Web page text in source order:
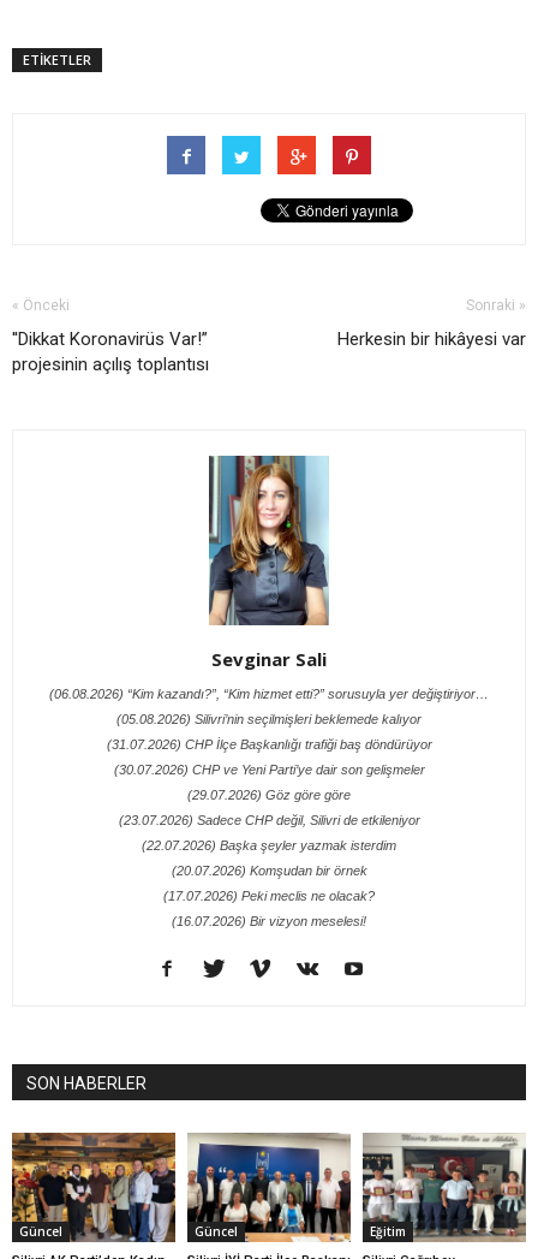
ETİKETLER
« Önceki
''Dikkat Koronavirüs Var!”
projesinin açılış toplantısı
Sonraki »
Herkesin bir hikâyesi var
Sevginar Sali
(06.08.2026) “Kim kazandı?”, “Kim hizmet etti?” sorusuyla yer değiştiriyor…
(05.08.2026) Silivri’nin seçilmişleri beklemede kalıyor
(31.07.2026) CHP İlçe Başkanlığı trafiği baş döndürüyor
(30.07.2026) CHP ve Yeni Parti’ye dair son gelişmeler
(29.07.2026) Göz göre göre
(23.07.2026) Sadece CHP değil, Silivri de etkileniyor
(22.07.2026) Başka şeyler yazmak isterdim
(20.07.2026) Komşudan bir örnek
(17.07.2026) Peki meclis ne olacak?
(16.07.2026) Bir vizyon meselesi!
SON HABERLER
Güncel Güncel Eğitim